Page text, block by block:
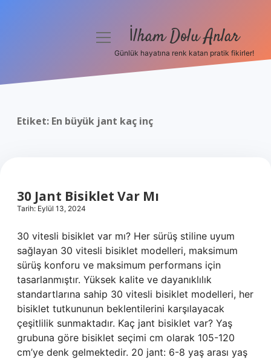
Yasal Uyarı
menüyü İlham Dolu Anlar
Günlük hayatına renk katan pratik fikirler!
Etiket: En büyük jant kaç inç
30 Jant Bisiklet Var Mı
Tarih: Eylül 13, 2024
30 vitesli bisiklet var mı? Her sürüş stiline uyum
sağlayan 30 vitesli bisiklet modelleri, maksimum
sürüş konforu ve maksimum performans için
tasarlanmıştır. Yüksek kalite ve dayanıklılık
standartlarına sahip 30 vitesli bisiklet modelleri, her
bisiklet tutkununun beklentilerini karşılayacak
çeşitlilik sunmaktadır. Kaç jant bisiklet var? Yaş
grubuna göre bisiklet seçimi cm olarak 105-120
cm’ye denk gelmektedir. 20 jant: 6-8 yaş arası yaş